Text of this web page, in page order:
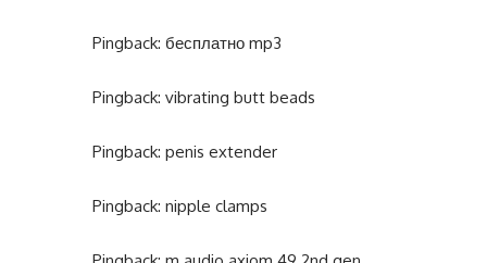
Pingback: бесплатно mp3
Pingback: vibrating butt beads
Pingback: penis extender
Pingback: nipple clamps